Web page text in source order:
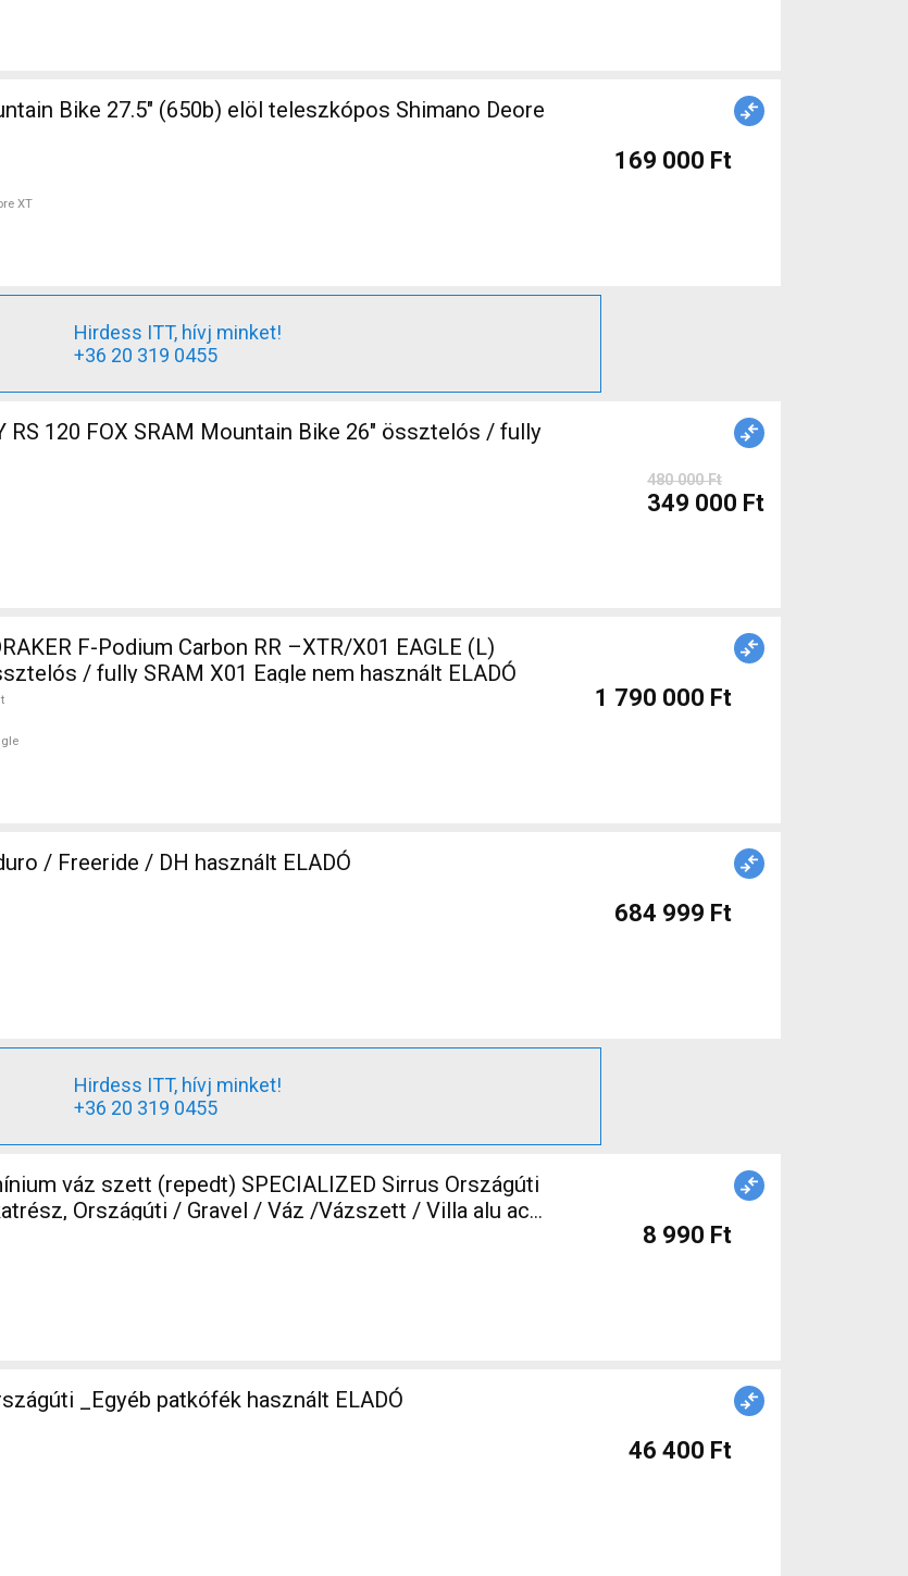
Bike 27.5" (650b) elöl teleszkópos Shimano Deore
XT
169 000 Ft
Hirdess ITT, hívj minket!
+36 20 319 0455
RS 120 FOX SRAM Mountain Bike 26" össztelós / fully
480 000 Ft
349 000 Ft
F-Podium Carbon RR –XTR/X01 EAGLE (L)
/ fully SRAM X01 Eagle nem használt ELADÓ
1 790 000 Ft
sledge Enduro / Freeride / DH használt ELADÓ
684 999 Ft
Hirdess ITT, hívj minket!
+36 20 319 0455
váz szett (repedt) SPECIALIZED Sirrus Országúti
Országúti / Gravel / Váz /Vázszett / Villa alu acél
8 990 Ft
_Egyéb patkófék használt ELADÓ
46 400 Ft